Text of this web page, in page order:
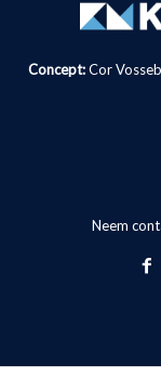
Concept:Cor
Neem